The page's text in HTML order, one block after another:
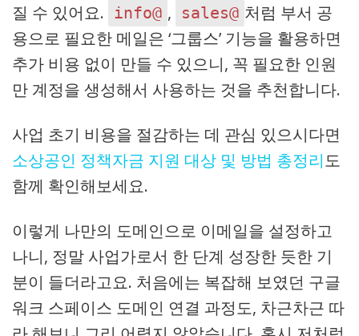
질 수 있어요. info@ , sales@ 처럼 부서 공
용으로 필요한 메일은 ‘그룹스’ 기능을 활용하면
추가 비용 없이 만들 수 있으니, 꼭 필요한 인원
만 계정을 생성해서 사용하는 것을 추천합니다.
사업 초기 비용을 절감하는 데 관심 있으시다면
소상공인 정책자금 지원 대상 및 방법 총정리도
함께 확인해보세요.
이렇게 나만의 도메인으로 이메일을 설정하고
나니, 정말 사업가로서 한 단계 성장한 듯한 기
분이 들더라고요. 처음에는 복잡해 보였던 구글
워크 스페이스 도메인 연결 과정도, 차근차근 따